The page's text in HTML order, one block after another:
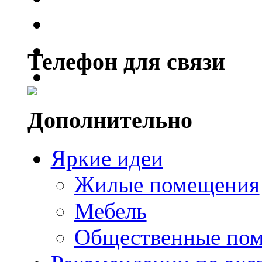
Телефон для связи
Дополнительно
Яркие идеи
Жилые помещения
Мебель
Общественные